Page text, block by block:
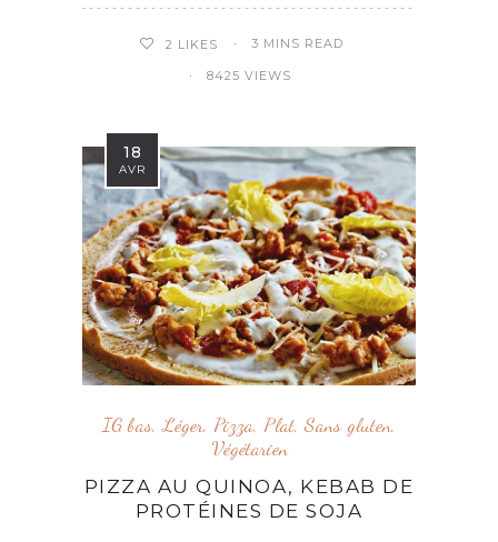
2 LIKES 3 MINS READ
8425 VIEWS
18
AVR
IG bas,Léger, Pizza, Plat,Sans gluten,
Végétarien
PIZZA AU QUINOA, KEBAB DE
PROTÉINES DE SOJA